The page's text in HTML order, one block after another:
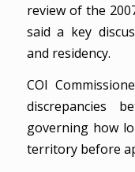
review of the
said a key
and residency.
COI
discrepancies
governing how
territory before